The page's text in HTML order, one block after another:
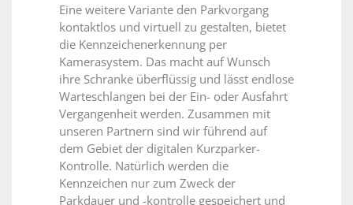
Eine weitere Variante den Parkvorgang
kontaktlos und virtuell zu gestalten, bietet
die Kennzeichenerkennung per
Kamerasystem. Das macht auf Wunsch
ihre Schranke überflüssig und lässt endlose
Warteschlangen bei der Ein- oder Ausfahrt
Vergangenheit werden. Zusammen mit
unseren Partnern sind wir führend auf
dem Gebiet der digitalen Kurzparker-
Kontrolle. Natürlich werden die
Kennzeichen nur zum Zweck der
Parkdauer und -kontrolle gespeichert und